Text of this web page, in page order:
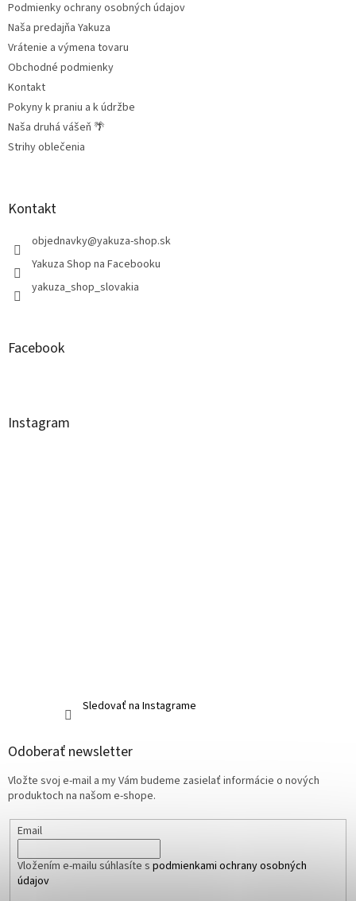
Podmienky ochrany osobných údajov
Naša predajňa Yakuza
Vrátenie a výmena tovaru
Obchodné podmienky
Kontakt
Pokyny k praniu a k údržbe
Naša druhá vášeň 🌴
Strihy oblečenia
Kontakt
objednavky@yakuza-shop.sk
Yakuza Shop na Facebooku
yakuza_shop_slovakia
Facebook
Instagram
Sledovať na Instagrame
Odoberať newsletter
Vložte svoj e-mail a my Vám budeme zasielať informácie o nových
produktoch na našom e-shope.
Email
Vložením e-mailu súhlasíte s podmienkami ochrany osobných
údajov